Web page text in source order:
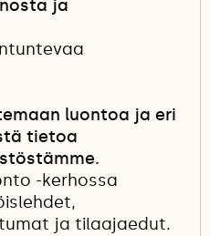
ja
luontoa ja eri
tietoa
-kerhossa
ja tilaajaedut.